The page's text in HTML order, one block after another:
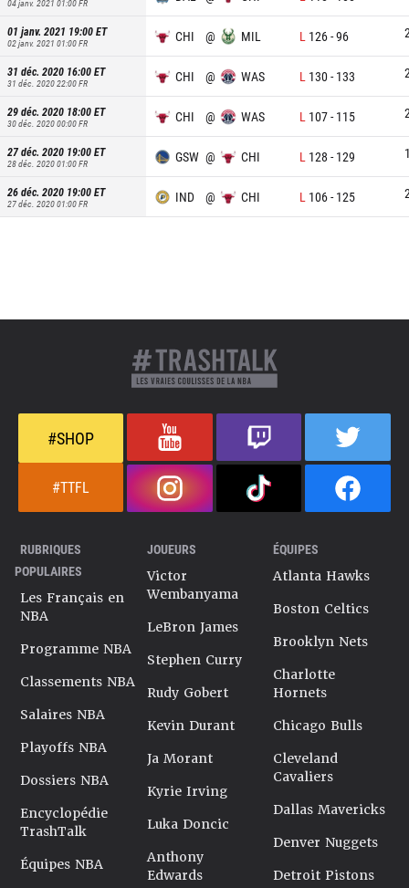
04 janv. 2021 01:00FR
01 janv. 2021 19:00ET
02 janv. 2021 01:00FR CHI @ MIL L 126-96
31 déc. 2020 16:00ET
31 déc. 2020 22:00FR CHI @ WAS L 130- 133
29 déc. 2020 18:00ET
30 déc. 2020 00:00FR CHI @ WAS L 107- 115
27 déc. 2020 19:00ET
28 déc. 2020 01:00FR GSW @ CHI L 128 - 129
26 déc. 2020 19:00ET
27 déc. 2020 01:00FR IND @ CHI L 106- 125
#SHOP
#TTFL
RUBRIQUES
POPULAIRES
Les Français en
NBA
Programme NBA
Classements NBA
Salaires NBA
Playoffs NBA
Dossiers NBA
Encyclopédie
TrashTalk
Équipes NBA
JOUEURS
Victor
Wembanyama
LeBron James
Stephen Curry
Rudy Gobert
Kevin Durant
Ja Morant
Kyrie Irving
Luka Doncic
Anthony
Edwards
ÉQUIPES
Atlanta Hawks
Boston Celtics
Brooklyn Nets
Charlotte
Hornets
Chicago Bulls
Cleveland
Cavaliers
Dallas Mavericks
Denver Nuggets
Detroit Pistons